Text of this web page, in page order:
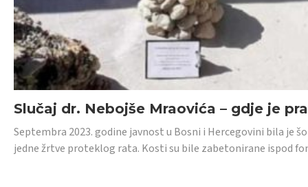
Slučaj dr. Nebojše Mraovića – gdje je
Septembra 2023. godine javnost u Bosni i Hercegovini bila je
jedne žrtve proteklog rata. Kosti su bile zabetonirane ispod